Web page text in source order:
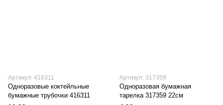
Артикул: 416311
Одноразовые коктейльные
бумажные трубочки 416311
Артикул: 317359
Одноразовая бумажная
тарелка 317359 22см